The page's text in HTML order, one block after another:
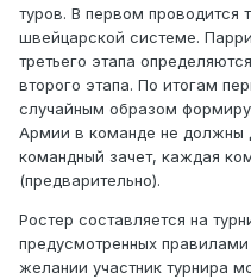
туров. В первом проводится
швейцарской системе.
третьего этапа
второго этапа. По итогам
случайным образом
Армии в команде не должны
командный зачет, каждая
(предварительно).
Ростер составляется на
предусмотренных
желании участник турнира